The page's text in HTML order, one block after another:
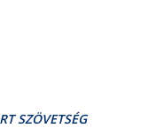
SZÖVETSÉG